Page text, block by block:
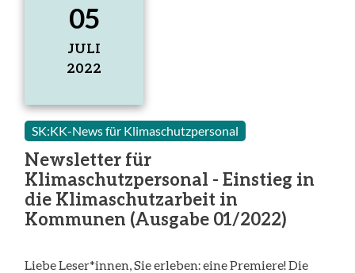
05
JULI
2022
Juli
2022
SK:KK-News für Klimaschutzpersonal
Newsletter für
Klimaschutzpersonal - Einstieg in
die Klimaschutzarbeit in
Kommunen (Ausgabe 01/2022)
Liebe Leser*innen, Sie erleben: eine Premiere! Die